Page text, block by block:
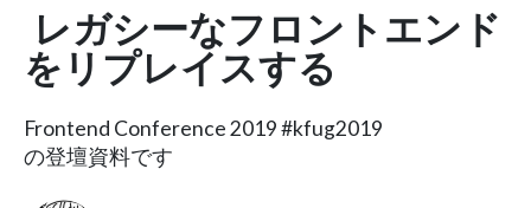
レガシーなフロントエンド
をリプレイスする
Frontend Conference 2019 #kfug2019
の登壇資料です